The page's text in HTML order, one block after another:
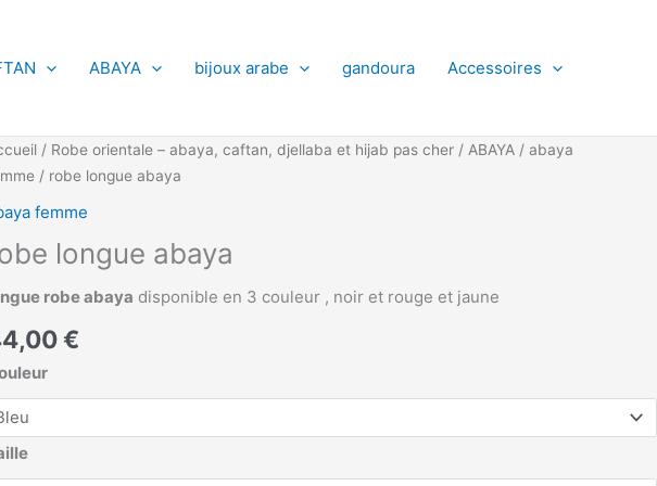
ABAYA bijoux arabe gandoura Accessoires
/ Robe orientale – abaya, caftan, djellaba et hijab pas cher/ ABAYA/ abaya
/ robe longue abaya
femme
longue abaya
robe abaya disponible en 3 couleur , noir et rouge et jaune
€